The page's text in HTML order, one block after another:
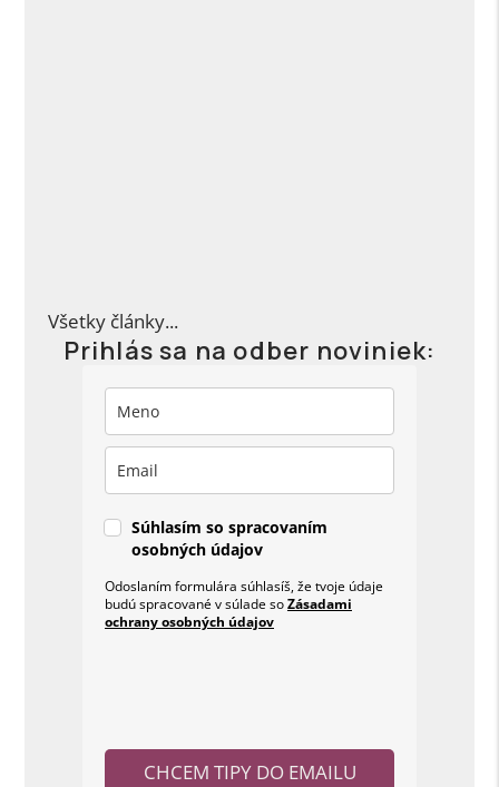
Všetky články...
Prihlás sa na odber noviniek:
Súhlasím so spracovaním
osobných údajov
Odoslaním formulára súhlasíš, že tvoje údaje
budú spracované v súlade soZásadami
ochrany osobných údajov
CHCEM TIPY DO EMAILU